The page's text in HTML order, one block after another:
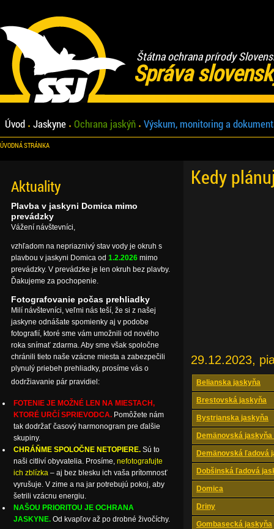
Štátna ochrana prírody
Správa
Úvod Jaskyne Ochrana jaskýň Výskum, monitoring a
ÚVODNÁ STRÁNKA
Kedy
29.12.2023,
Belianska jaskyňa
Brestovská jaskyňa
Bystrianska jaskyňa
Demänovská
Demänovská ľadová
Dobšinská ľadová
Domica
Driny
Gombasecká jaskyňa
Aktuality
Plavba v jaskyni Domica mimo
prevádzky
Vážení návštevníci,
vzhľadom na nepriaznivý stav vody je okruh s
plavbou v jaskyni Domica od 1.2.2026 mimo
prevádzky. V prevádzke je len okruh bez plavby.
Ďakujeme za pochopenie.
Fotografovanie počas prehliadky
Milí návštevníci, veľmi nás teší, že si z našej
jaskyne odnášate spomienky aj v podobe
fotografií, ktoré sme vám umožnili od nového
roka snímať zdarma. Aby sme však spoločne
chránili tieto naše vzácne miesta a zabezpečili
plynulý priebeh prehliadky, prosíme vás o
dodržiavanie pár pravidiel:
FOTENIE JE MOŽNÉ LEN NA MIESTACH,
KTORÉ URČÍ SPRIEVODCA. Pomôžete nám
tak dodržať časový harmonogram pre ďalšie
skupiny.
CHRÁŇME SPOLOČNE NETOPIERE. Sú to
naši citliví obyvatelia. Prosíme, nefotografujte
ich zblízka – aj bez blesku ich vaša prítomnosť
vyrušuje. V zime a na jar potrebujú pokoj, aby
šetrili vzácnu energiu.
NAŠOU PRIORITOU JE OCHRANA
JASKYNE. Od kvapľov až po drobné živočíchy.